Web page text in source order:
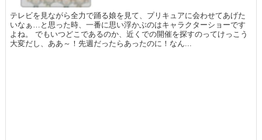
テレビを見ながら全力で踊る娘を見て、プリキュアに会わせてあげた
いなぁ…と思った時、一番に思い浮かぶのはキャラクターショーです
よね。 でもいつどこであるのか、近くでの開催を探すのってけっこう
大変だし、ああ～！先週だったらあったのに！なん...